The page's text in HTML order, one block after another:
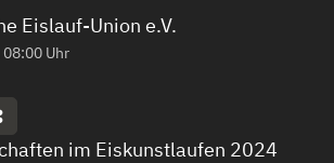
Eislauf-Union e.V.
Uhr
im Eiskunstlaufen 2024